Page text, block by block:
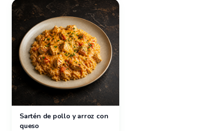
Sartén de pollo y arroz con
queso